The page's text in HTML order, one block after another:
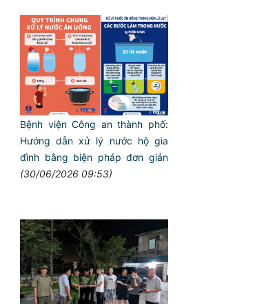
Bệnh viện Công an thành phố:
Hướng dẫn xử lý nước hộ gia
đình bằng biện pháp đơn giản
(30/06/2026 09:53)